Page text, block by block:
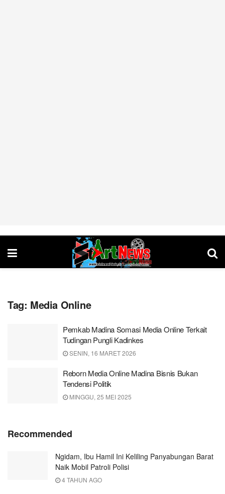
Tag: Media Online
Pemkab Madina Somasi Media Online Terkait
Tudingan Pungli Kadinkes
SENIN, 16 MARET 2026
Reborn Media Online Madina Bisnis Bukan
Tendensi Politik
MINGGU, 25 MEI 2025
Recommended
Ngidam, Ibu Hamil Ini Keliling Panyabungan Barat
Naik Mobil Patroli Polisi
4 TAHUN AGO